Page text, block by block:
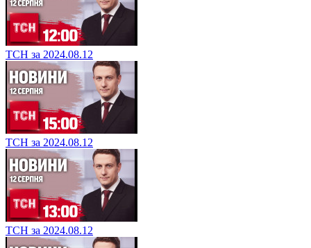
ТСН за 2024.08.12
ТСН за 2024.08.12
ТСН за 2024.08.12